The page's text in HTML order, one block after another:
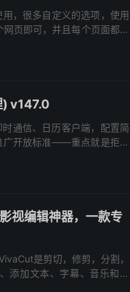
，很多自定义的选项，使用
页即可，并且每个页面都可
v147.0
通信、日历客户端，配置简
广开放标准——重点就是拒绝
视编辑神器，一款专
是剪切，修剪，分割，
添加文本、字幕、音乐和滤